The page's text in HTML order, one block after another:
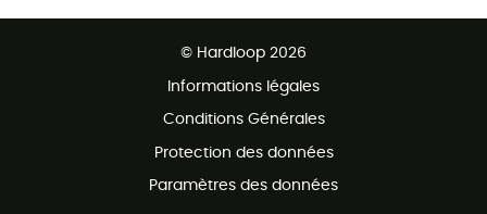
© Hardloop 2026
Informations légales
Conditions Générales
Protection des données
Paramètres des données